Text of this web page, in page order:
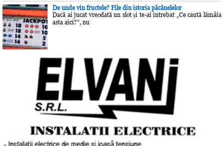
De unde vin fructele? File din istoria păcănelelor
Dacă ai jucat vreodată un slot și te-ai întrebat „Ce caută lămâia
asta aici?”, nu